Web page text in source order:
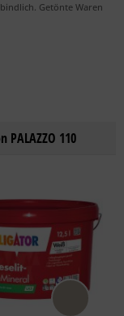
Getönte Waren
PALAZZO 110